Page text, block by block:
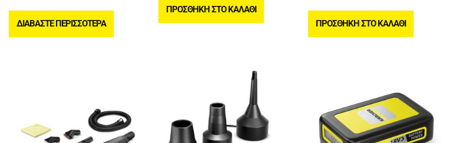
ΔΙΑΒΆΣΤΕ ΠΕΡΙΣΣΌΤΕΡΑ
ΠΡΟΣΘΉΚΗ ΣΤΟ ΚΑΛΆΘΙ
ΠΡΟΣΘΉΚΗ ΣΤΟ ΚΑΛΆΘΙ